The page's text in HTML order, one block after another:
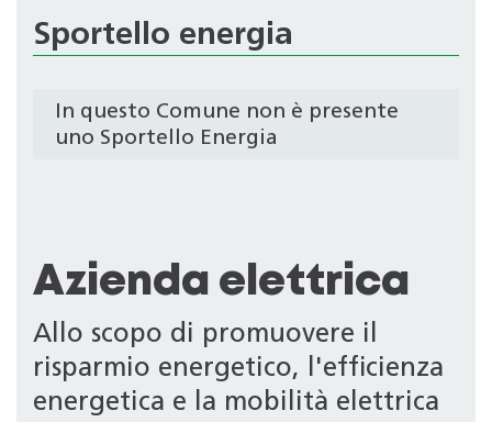
Sportello energia
In questo Comune non è presente
uno Sportello Energia
Azienda elettrica
Allo scopo di promuovere il
risparmio energetico, l'efficienza
energetica e la mobilità elettrica